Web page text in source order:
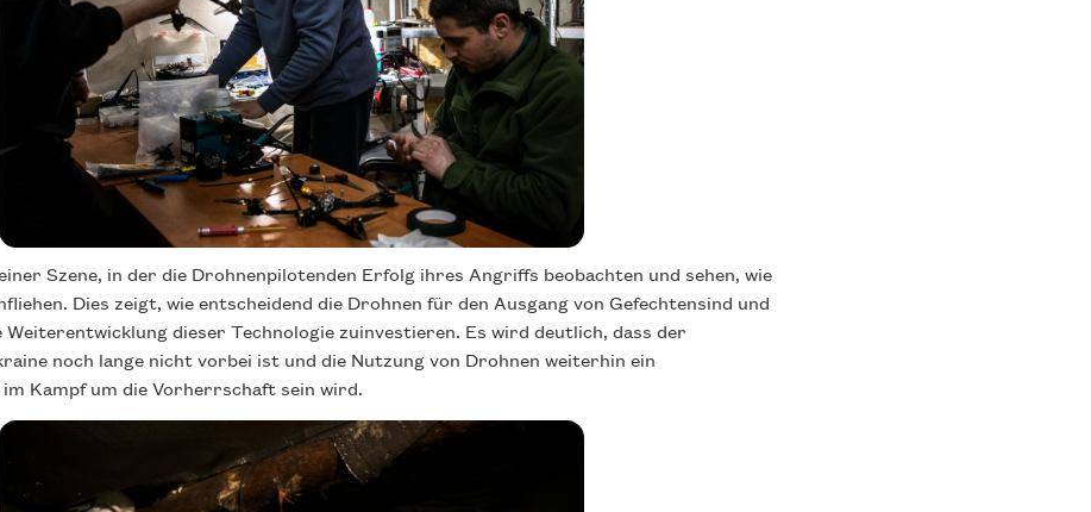
Szene, in der die Drohnenpilotenden Erfolg ihres Angriffs beobachten und sehen, wie
Dies zeigt, wie entscheidend die Drohnen für den Ausgang von Gefechtensind und
Weiterentwicklung dieser Technologie zuinvestieren. Es wird deutlich, dass der
noch lange nicht vorbei ist und die Nutzung von Drohnen weiterhin ein
Kampf um die Vorherrschaft sein wird.